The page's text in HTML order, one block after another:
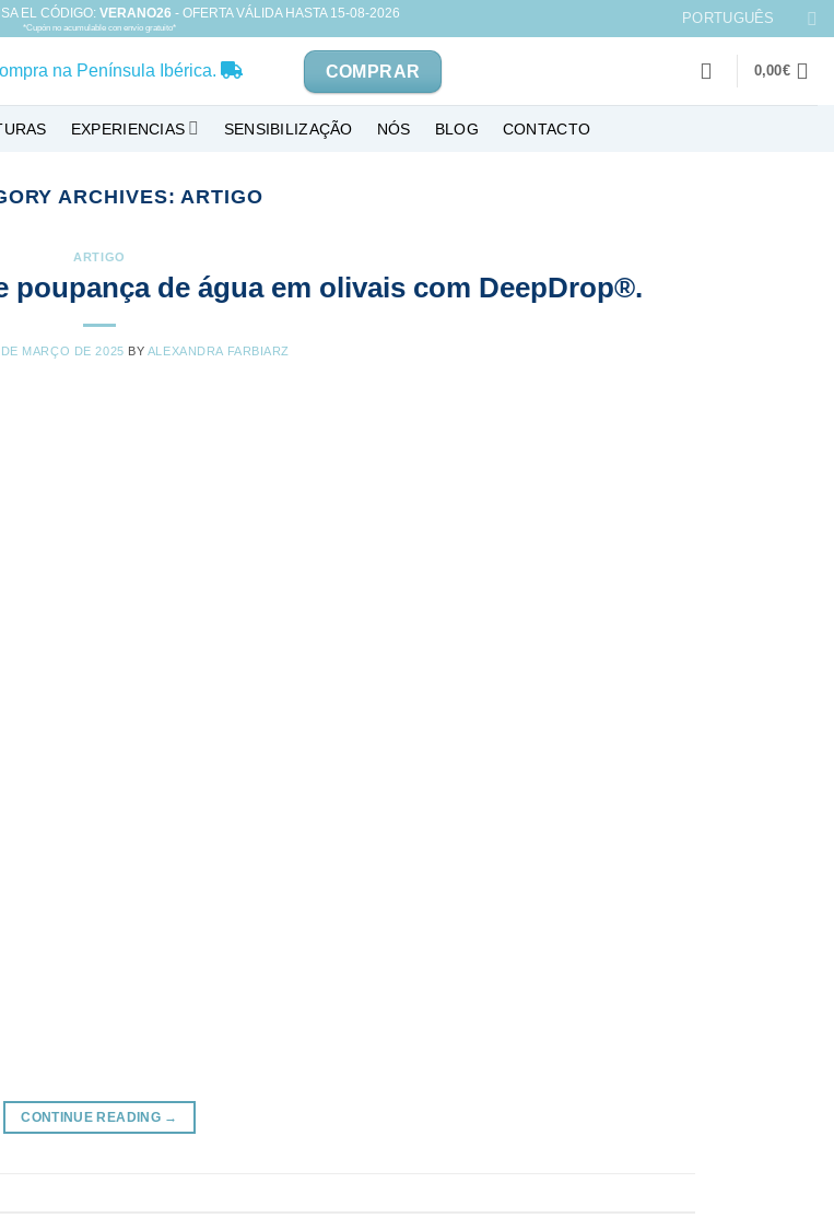
EL CÓDIGO: VERANO26 - OFERTA VÁLIDA HASTA 15-08-2026
*Cupón no acumulable con envío gratuito*
PORTUGUÊS
na Península Ibérica. COMPRAR 0,00€
EXPERIENCIAS SENSIBILIZAÇÃO NÓS BLOG CONTACTO
ARCHIVES: ARTIGO
ARTIGO
poupança de água em olivais com DeepDrop®.
MARÇO DE 2025 BY ALEXANDRA FARBIARZ
CONTINUE READING →